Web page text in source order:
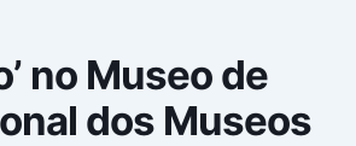
no Museo de
dos Museos